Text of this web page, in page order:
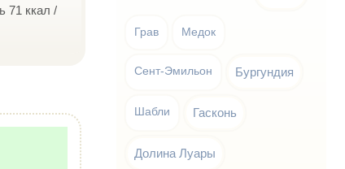
71 ккал /
Грав Медок
Сент-Эмильон Бургундия
Шабли Гасконь
Долина Луары